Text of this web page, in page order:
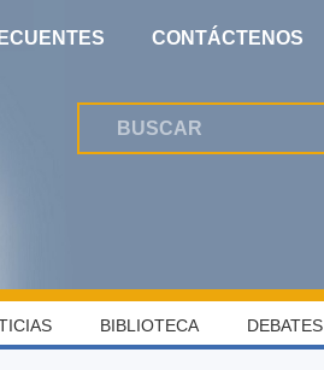
CONTÁCTENOS
BIBLIOTECA DEBATES